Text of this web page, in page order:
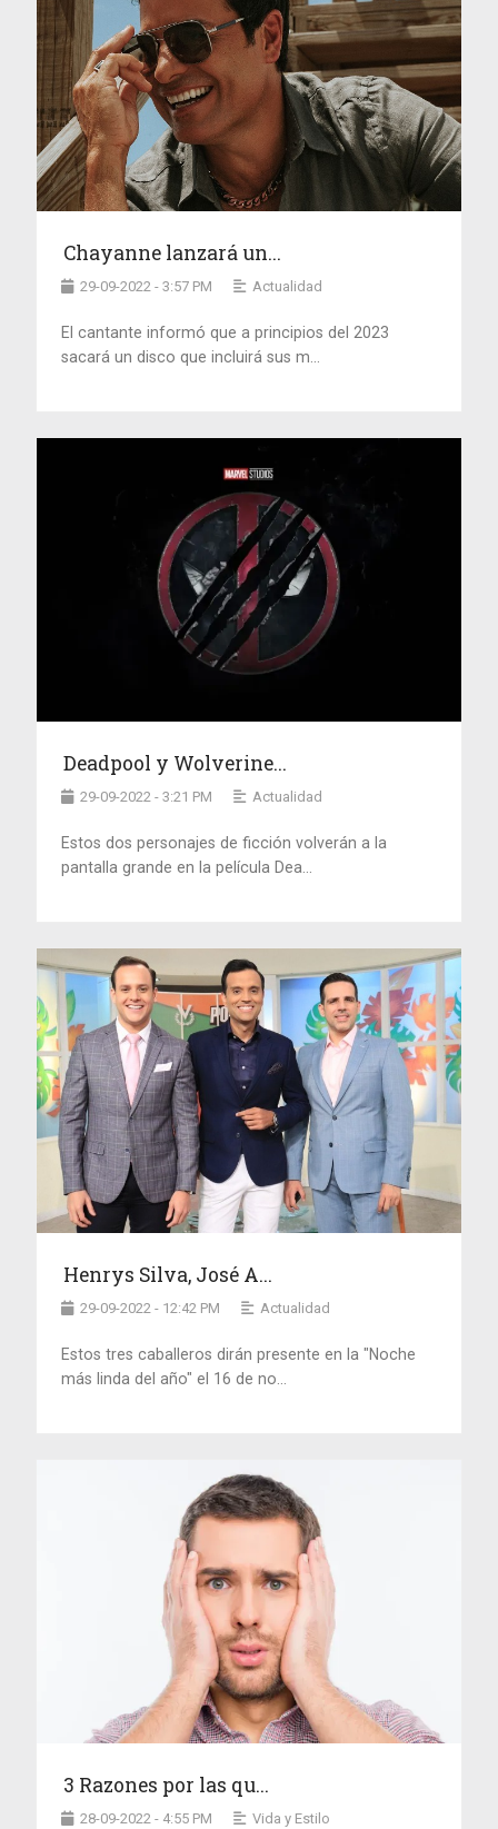
Chayanne lanzará un...
29-09-2022 - 3:57 PM Actualidad
El cantante informó que a principios del 2023
sacará un disco que incluirá sus m...
Deadpool y Wolverine...
29-09-2022 - 3:21 PM Actualidad
Estos dos personajes de ficción volverán a la
pantalla grande en la película Dea...
Henrys Silva, José A...
29-09-2022 - 12:42 PM Actualidad
Estos tres caballeros dirán presente en la "Noche
más linda del año" el 16 de no...
3 Razones por las qu...
28-09-2022 - 4:55 PM Vida y Estilo